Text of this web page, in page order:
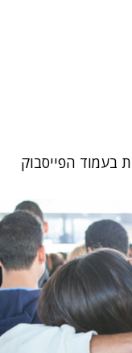
בעמוד הפייסבוק